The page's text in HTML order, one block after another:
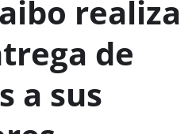
realiza
de
a sus